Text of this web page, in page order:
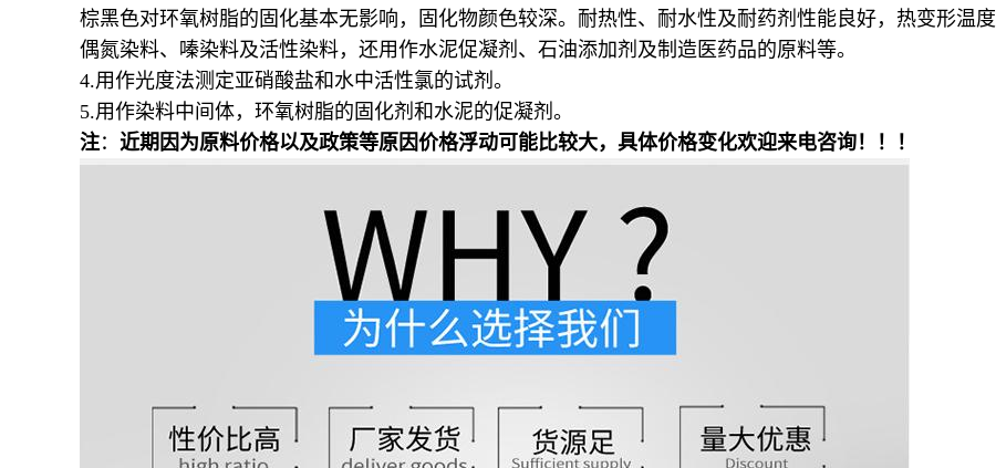
棕黑色对环氧树脂的固化基本无影响，固化物颜色较深。耐热性、耐水性及耐药剂性能良好，热变形温度
偶氮染料、嗪染料及活性染料，还用作水泥促凝剂、石油添加剂及制造医药品的原料等。
4.用作光度法测定亚硝酸盐和水中活性氯的试剂。
5.用作染料中间体，环氧树脂的固化剂和水泥的促凝剂。
注： 近期因为原料价格以及政策等原因价格浮动可能比较大，具体价格变化欢迎来电咨询！！！